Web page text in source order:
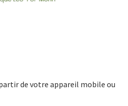
de votre appareil mobile ou